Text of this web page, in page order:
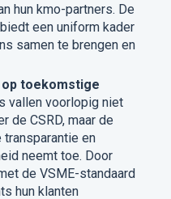
hun kmo-partners. De
een uniform kader
samen te brengen en
toekomstige
vallen voorlopig niet
de CSRD, maar de
transparantie en
neemt toe. Door
de VSME-standaard
hun klanten